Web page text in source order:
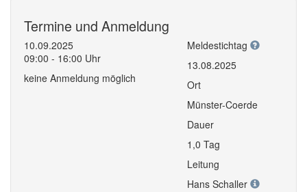
Termine und Anmeldung
10.09.2025
09:00 - 16:00 Uhr
keine Anmeldung möglich
Meldestichtag
13.08.2025
Ort
Münster-Coerde
Dauer
1,0 Tag
Leitung
Hans Schaller